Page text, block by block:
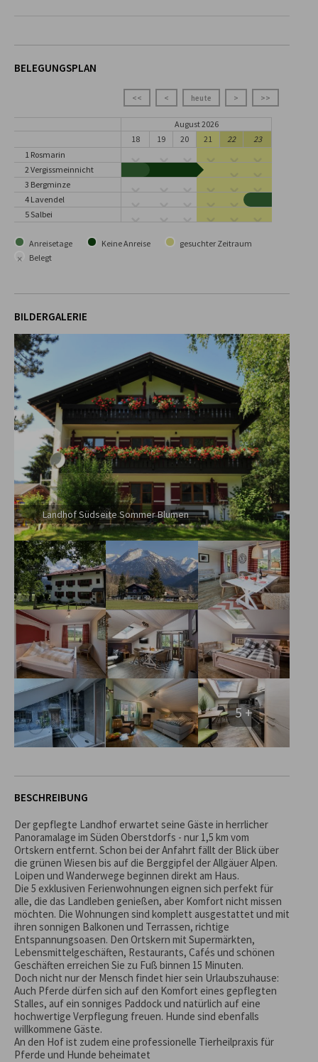
BELEGUNGSPLAN
<< < heute > >>
August 2026
18
19 20 21 22
23
1 Rosmarin
2 Vergissmeinnicht
3 Bergminze
4 Lavendel
5 Salbei
Anreisetage Keine Anreise gesuchter Zeitraum
× Belegt
BILDERGALERIE
Landhof Südseite Sommer Blumen
5 +
BESCHREIBUNG
Der gepflegte Landhof erwartet seine Gäste in herrlicher
Panoramalage im Süden Oberstdorfs - nur 1,5 km vom
Ortskern entfernt. Schon bei der Anfahrt fällt der Blick über
die grünen Wiesen bis auf die Berggipfel der Allgäuer Alpen.
Loipen und Wanderwege beginnen direkt am Haus.
Die 5 exklusiven Ferienwohnungen eignen sich perfekt für
alle, die das Landleben genießen, aber Komfort nicht missen
möchten. Die Wohnungen sind komplett ausgestattet und mit
ihren sonnigen Balkonen und Terrassen, richtige
Entspannungsoasen. Den Ortskern mit Supermärkten,
Lebensmittelgeschäften, Restaurants, Cafés und schönen
Geschäften erreichen Sie zu Fuß binnen 15 Minuten.
Doch nicht nur der Mensch findet hier sein Urlaubszuhause:
Auch Pferde dürfen sich auf den Komfort eines gepflegten
Stalles, auf ein sonniges Paddock und natürlich auf eine
hochwertige Verpflegung freuen. Hunde sind ebenfalls
willkommene Gäste.
An den Hof ist zudem eine professionelle Tierheilpraxis für
Pferde und Hunde beheimatet